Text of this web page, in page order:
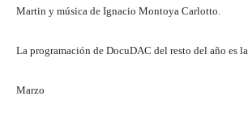
Martin y música de Ignacio Montoya Carlotto.
La programación de DocuDAC del resto del año es
Marzo